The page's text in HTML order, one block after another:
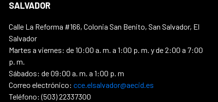
SALVADOR
Calle La Reforma #166, Colonia San Benito, San Salvador, El
Salvador
Martes a viernes: de 10:00 a. m. a 1:00 p. m. y de 2:00 a 7:00
p. m.
Sábados: de 09:00 a. m. a 1:00 p. m
Correo electrónico: cce.elsalvador@aecid.es
Teléfono: (503) 22337300